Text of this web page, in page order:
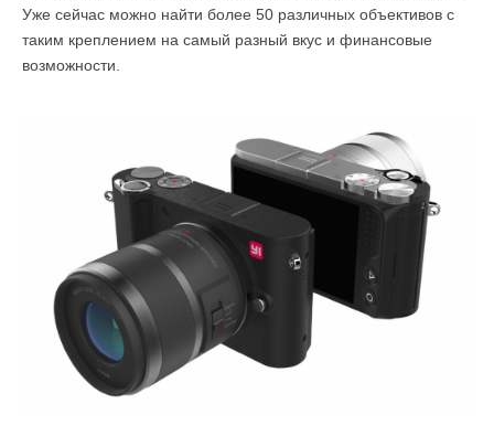
Уже сейчас можно найти более 50 различных объективов с
таким креплением на самый разный вкус и финансовые
возможности.